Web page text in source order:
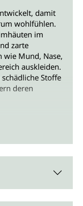
damit
wohlfühlen.
im
zarte
wie Mund, Nase,
auskleiden.
Stoffe
deren
lebenden
und
dabei, das
zu
Töchter